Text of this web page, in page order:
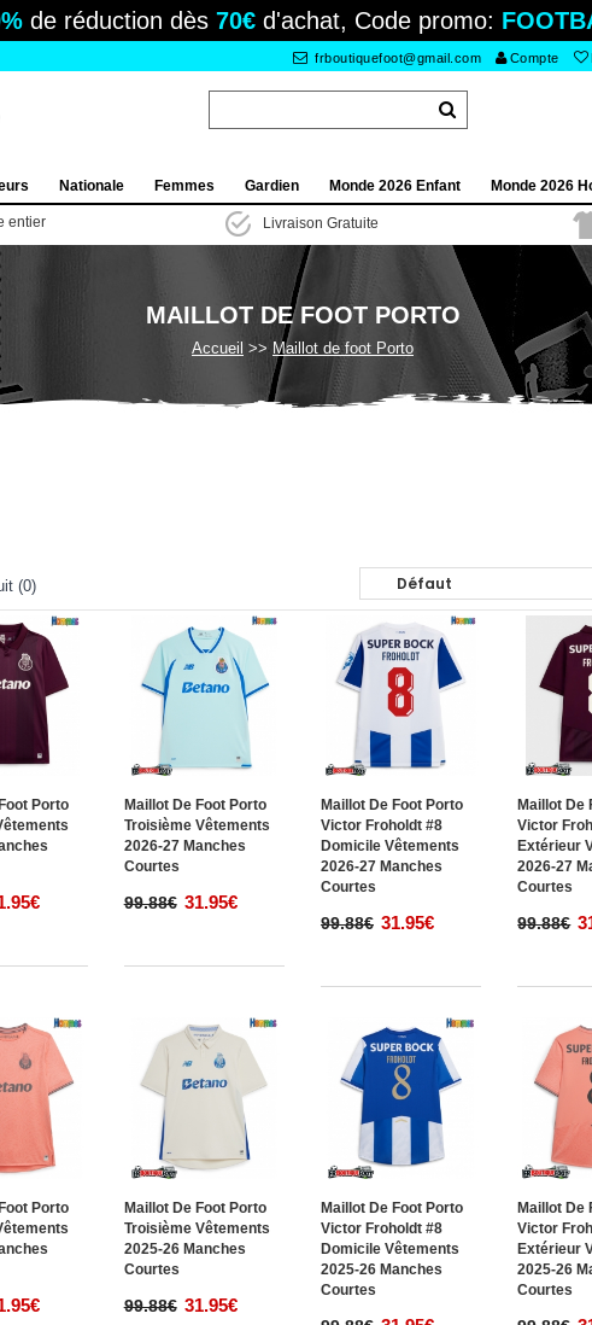
de réduction dès 70€d'achat, Code promo:
frboutiquefoot@gmail.com Compte
Nationale Femmes Gardien Monde 2026 Enfant Monde 2026
entier Livraison Gratuite
MAILLOT DE FOOT PORTO
Accueil Maillot de foot Porto
(0)
Porto
Maillot De Foot Porto
Troisième Vêtements
2026-27 Manches
Courtes
99.88€ 31.95€
Maillot De Foot Porto
Victor Froholdt #8
Domicile Vêtements
2026-27 Manches
Courtes
99.88€ 31.95€
Maillot De
Victor
Extérieur
2026-27
Courtes
99.88€
Porto
Maillot De Foot Porto
Troisième Vêtements
2025-26 Manches
Courtes
99.88€ 31.95€
Maillot De Foot Porto
Victor Froholdt #8
Domicile Vêtements
2025-26 Manches
Courtes
Maillot De
Victor
Extérieur
2025-26
Courtes